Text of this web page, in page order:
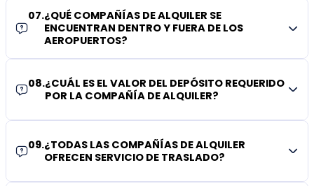
07.¿QUÉ COMPAÑÍAS DE ALQUILER SE
ENCUENTRAN DENTRO Y FUERA DE LOS
AEROPUERTOS?
08.¿CUÁL ES EL VALOR DEL DEPÓSITO REQUERIDO
POR LA COMPAÑÍA DE ALQUILER?
09.¿TODAS LAS COMPAÑÍAS DE ALQUILER
OFRECEN SERVICIO DE TRASLADO?